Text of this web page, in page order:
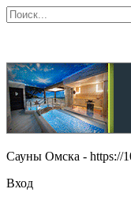
Сауны Омска - https://
Вход